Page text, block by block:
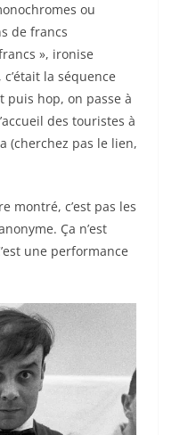
ou
de francs
», ironise
la séquence
puis hop, on passe à
des touristes à
(cherchez pas le lien,
montré, c’est pas les
Ça n’est
une performance